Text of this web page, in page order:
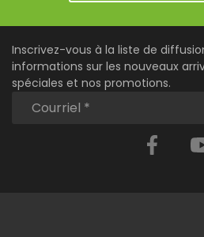
Inscrivez-vous à la liste de
informations sur les nouveaux
spéciales et nos promotions.